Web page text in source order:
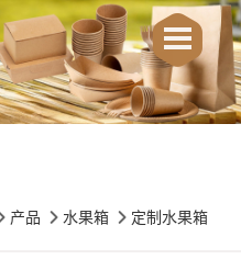
产品 水果箱 定制水果箱